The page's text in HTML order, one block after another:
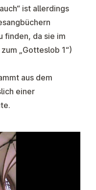
ist allerdings
finden, da sie im
„Gotteslob 1“)
aus dem
einer